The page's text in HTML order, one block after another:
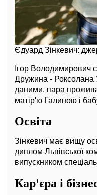
Єдуард Зінкевич:
Ігор Володимирович
Дружина - Роксолана
даними, пара
матір'ю Галиною і
Освіта
Зінкевич має вищу
диплом Львівської
випускником
Кар'єра і